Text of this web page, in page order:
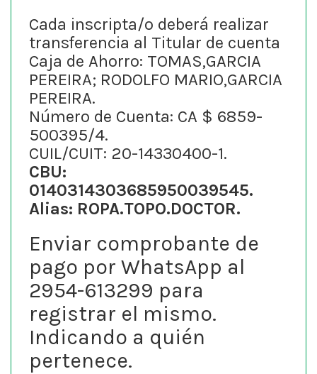
Cada inscripta/o deberá realizar
transferencia al Titular de cuenta
Caja de Ahorro: TOMAS,GARCIA
PEREIRA; RODOLFO MARIO,GARCIA
PEREIRA.
Número de Cuenta: CA $ 6859-
500395/4.
CUIL/CUIT: 20-14330400-1.
CBU:
0140314303685950039545.
Alias: ROPA.TOPO.DOCTOR.
Enviar comprobante de
pago por WhatsApp al
2954-613299 para
registrar el mismo.
Indicando a quién
pertenece.